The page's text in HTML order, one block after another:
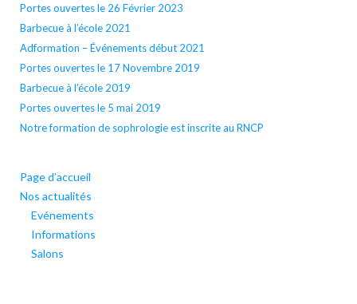
Portes ouvertes le 26 Février 2023
Barbecue à l’école 2021
Adformation – Événements début 2021
Portes ouvertes le 17 Novembre 2019
Barbecue à l’école 2019
Portes ouvertes le 5 mai 2019
Notre formation de sophrologie est inscrite au RNCP
Page d’accueil
Nos actualités
Evénements
Informations
Salons